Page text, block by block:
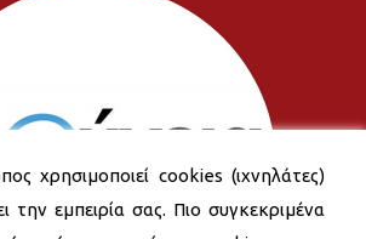
χρησιμοποιεί cookies (ιχνηλάτες)
την εμπειρία σας. Πιο συγκεκριμένα